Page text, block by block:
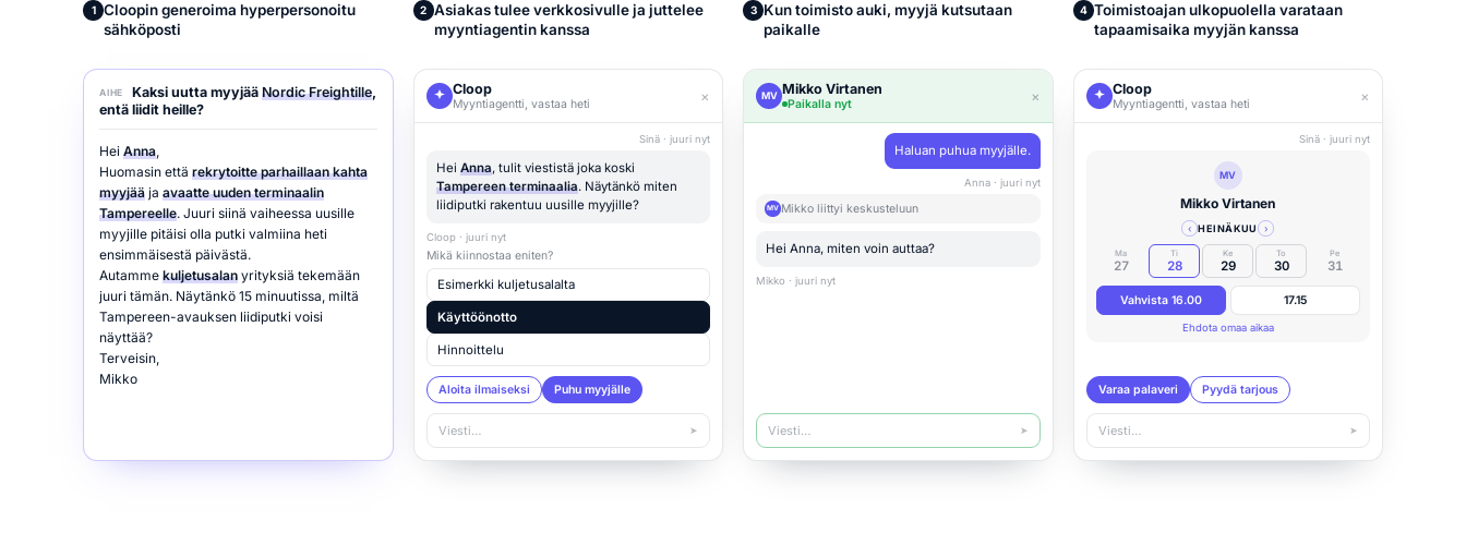
1
Cloopin generoima hyperpersonoitu
sähköposti
AIHE Kaksi uutta myyjääNordic Freightille,
entä liidit heille?
Hei Anna
Huomasin että rekrytoitte parhaillaan kahta
myyjää ja avaatte uuden terminaalin
Tampereelle. Juuri siinä vaiheessa uusille
myyjille pitäisi olla putki valmiina heti
ensimmäisestä päivästä.
Autamme kuljetusalan yrityksiä tekemään
juuri tämän. Näytänkö 15 minuutissa, miltä
Tampereen-avauksen liidiputki voisi
näyttää?
Terveisin,
Mikko
2 Asiakas tulee verkkosivulle ja juttelee
myyntiagentin kanssa
Cloop
Myyntiagentti, vastaa heti ×
Sinä · juuri nyt
Hei Anna, tulit viestistä joka koski
Tampereen terminaalia. Näytänkö miten
liidiputki rakentuu uusille myyjille?
Cloop · juuri nyt
Mikä kiinnostaa eniten?
Esimerkki kuljetusalalta
Käyttöönotto
Hinnoittelu
Aloita ilmaiseksi Puhu myyjälle
Viesti… ➤
3
Kun toimisto auki, myyjä kutsutaan
paikalle
MV Mikko Virtanen
Paikalla nyt ×
Haluan puhua myyjälle.
Anna · juuri nyt
MV Mikko liittyi keskusteluun
Hei Anna, miten voin auttaa?
Mikko · juuri nyt
Viesti… ➤
4 Toimistoajan ulkopuolella varataan
tapaamisaika myyjän kanssa
Cloop
Myyntiagentti, vastaa heti ×
Sinä · juuri nyt
MV
Mikko Virtanen
‹ HEINÄKUU ›
Ma
27
Ti
28
Ke
29
To
30
Pe
31
Vahvista 16.00 17.15
Ehdota omaa aikaa
Varaa palaveri Pyydä tarjous
Viesti… ➤